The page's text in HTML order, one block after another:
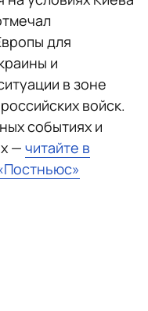
для
и
в зоне
войск.
событиях и
— читайте в